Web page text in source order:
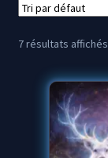
7 résultats affichés